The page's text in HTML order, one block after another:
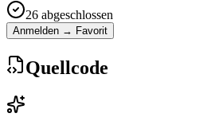
26 abgeschlossen
Anmelden → Favorit
Quellcode